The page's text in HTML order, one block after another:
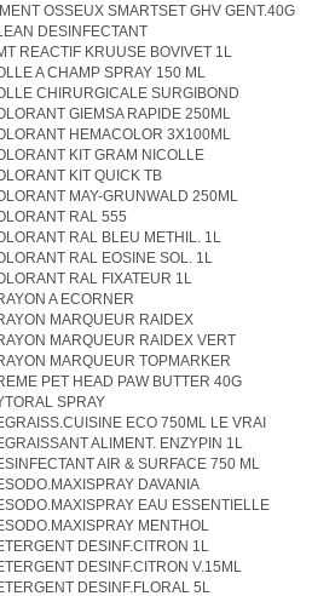
OSSEUX SMARTSET GHV GENT.40G
DESINFECTANT
REACTIF KRUUSE BOVIVET 1L
A CHAMP SPRAY 150 ML
CHIRURGICALE SURGIBOND
GIEMSA RAPIDE 250ML
HEMACOLOR 3X100ML
KIT GRAM NICOLLE
KIT QUICK TB
MAY-GRUNWALD 250ML
RAL 555
RAL BLEU METHIL. 1L
RAL EOSINE SOL. 1L
RAL FIXATEUR 1L
A ECORNER
MARQUEUR RAIDEX
MARQUEUR RAIDEX VERT
MARQUEUR TOPMARKER
PET HEAD PAW BUTTER 40G
SPRAY
ECO 750ML LE VRAI
ALIMENT. ENZYPIN 1L
AIR & SURFACE 750 ML
DAVANIA
EAU ESSENTIELLE
MENTHOL
DESINF.CITRON 1L
DESINF.CITRON V.15ML
DESINF.FLORAL 5L